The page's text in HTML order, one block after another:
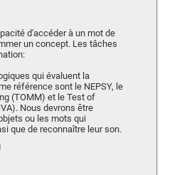
d'accéder à un mot de
un concept. Les tâches
qui évaluent la
référence sont le NEPSY, le
(TOMM) et le Test of
Nous devrons être
ou les mots qui
que de reconnaître leur son.